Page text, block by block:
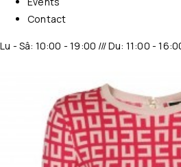
Contact
Lu - Sâ: 10:00 - 19:00 /// Du: 11:00 -